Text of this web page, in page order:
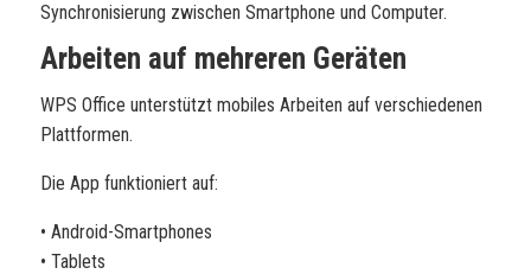
Synchronisierung zwischen Smartphone und Computer.
Arbeiten auf mehreren Geräten
WPS Office unterstützt mobiles Arbeiten auf verschiedenen
Plattformen.
Die App funktioniert auf:
• Android-Smartphones
• Tablets